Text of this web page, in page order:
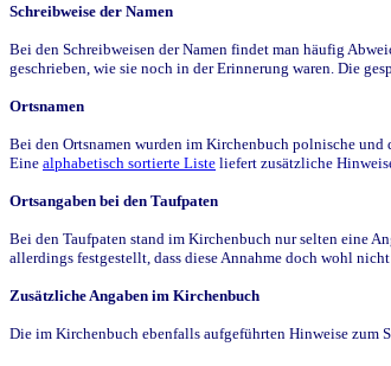
Schreibweise der Namen
Bei den Schreibweisen der Namen findet man häufig
geschrieben, wie sie noch in der Erinnerung waren. Die
Ortsnamen
Bei den Ortsnamen wurden im Kirchenbuch polnische und
Eine alphabetisch sortierte Liste liefert zusätzliche
Ortsangaben bei den Taufpaten
Bei den Taufpaten stand im Kirchenbuch nur selten eine
allerdings festgestellt, dass diese Annahme doch wohl
Zusätzliche Angaben im Kirchenbuch
Die im Kirchenbuch ebenfalls aufgeführten Hinweise zum